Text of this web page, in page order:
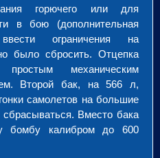
горючего или для
в бою (дополнительная
ограничения на
было сбросить. Отцепка
механическим
Второй бак, на 566 л,
самолетов на большие
Вместо бака
бомбу калибром до 600